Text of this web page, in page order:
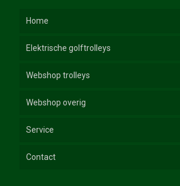
Home
Elektrische golftrolleys
Webshop trolleys
Elektrische Golftrolleys
GT-lijn
Duw Trolleys
Trolley accessoires
Webshop overig
Golftassen
Golfhandschoenen
Service
Handleidingen
Contact